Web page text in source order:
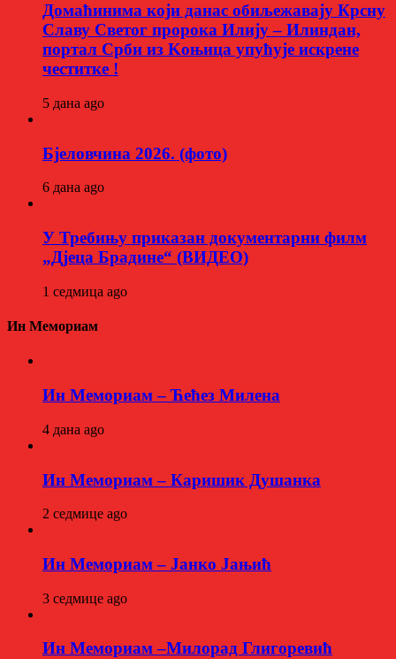
Домаћинима који данас обиљежавају Крсну
Славу Светог пророка Илију – Илиндан,
портал Срби из Kоњица упућује искрене
честитке !
5 дана ago
Бјеловчина 2026. (фото)
6 дана ago
У Требињу приказан документарни филм
„Дјеца Брадине“ (ВИДЕО)
1 седмица ago
Ин Мемориам
Ин Мемориам – Ћећез Милена
4 дана ago
Ин Мемориам – Каришик Душанка
2 седмице ago
Ин Мемориам – Јанко Јањић
3 седмице ago
Ин Мемориам –Милорад Глигоревић